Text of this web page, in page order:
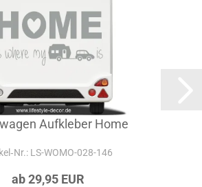
Aufkleber Home
LS-WOMO-028-146
ab 29,95 EUR